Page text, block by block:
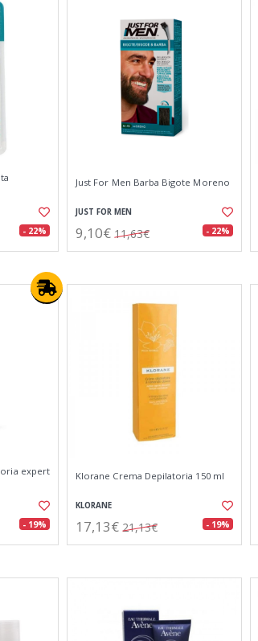
- 22%
Just For Men Barba Bigote Moreno
JUST FOR MEN
9,10€ 11,63€ - 22%
expert
- 19%
Klorane Crema Depilatoria 150 ml
KLORANE
17,13€ 21,13€ - 19%